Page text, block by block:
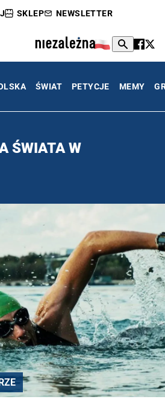
SKLEP NEWSLETTER
ŚWIAT PETYCJE MEMY
ŚWIATA W